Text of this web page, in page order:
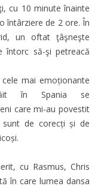
cu 10 minute înainte
întârziere de 2 ore. În
un oftat ţâşneşte
întorc să-şi petreacă
mai emoționante
în Spania se
care mi-au povestit
sunt de corecți și de
cu Rasmus, Chris
în care lumea dansa